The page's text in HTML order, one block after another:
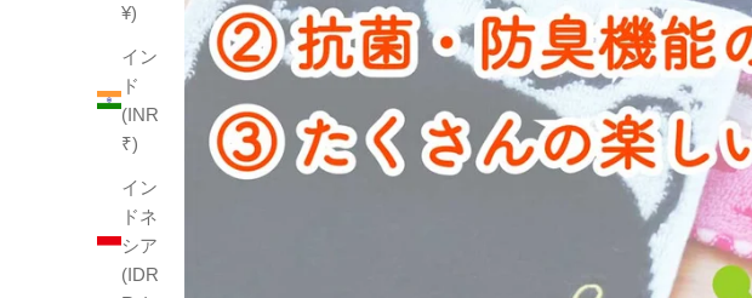
¥)
イン
ド
(INR
₹)
イン
ドネ
シア
(IDR